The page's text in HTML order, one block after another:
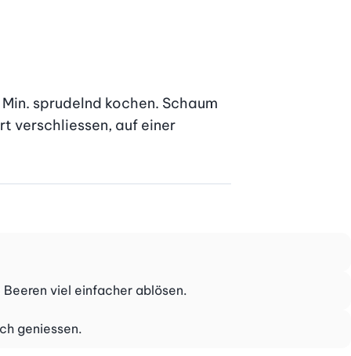
sprudelnd kochen. Schaum
verschliessen, auf einer
viel einfacher ablösen.
geniessen.